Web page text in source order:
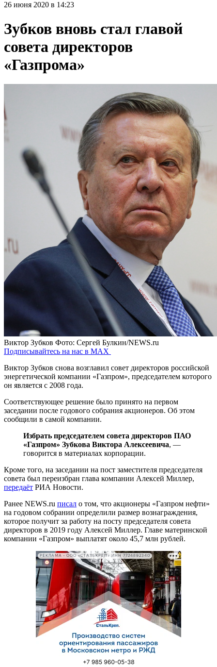
26 июня 2020 в 14:23
Зубков вновь стал главой
совета директоров
«Газпрома»
Виктор Зубков Фото: Сергей Булкин/NEWS.ru
Подписывайтесь на нас в MAX
Виктор Зубков снова возглавил совет директоров российской
энергетической компании «Газпром», председателем которого
он является с 2008 года.
Соответствующее решение было принято на первом
заседании после годового собрания акционеров. Об этом
сообщили в самой компании.
Избрать председателем совета директоров ПАО
«Газпром» Зубкова Виктора Алексеевича, —
говорится в материалах корпорации.
Кроме того, на заседании на пост заместителя председателя
совета был переизбран глава компании Алексей Миллер,
передаёт РИА Новости.
Ранее NEWS.ru писал о том, что акционеры «Газпром нефти»
на годовом собрании определили размер вознаграждения,
которое получит за работу на посту председателя совета
директоров в 2019 году Алексей Миллер. Главе материнской
компании «Газпром» выплатят около 45,7 млн рублей.
РЕКЛАМА • ООО «СТАЛЬКРЕП» ИНН 7724892340